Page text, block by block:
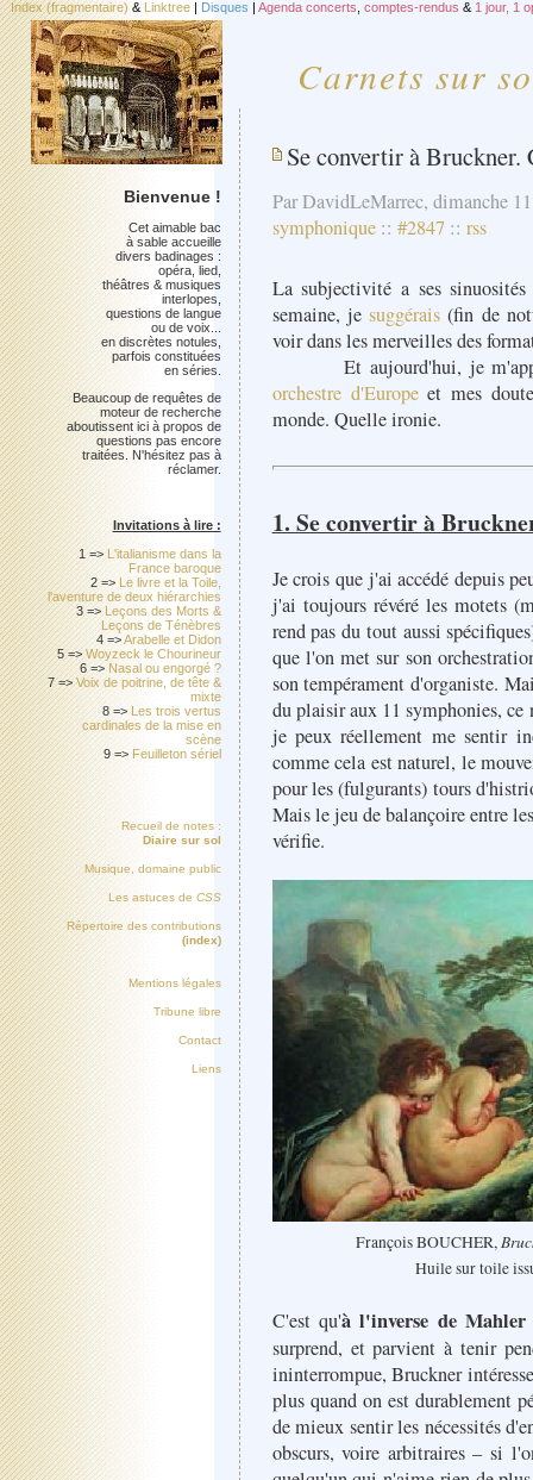
Carnets sur
Index (fragmentaire) & Linktree | Disques | Agenda concerts comptes-rendus & 1 jour, 1
Se convertir à
Par DavidLeMarrec, dimanche
symphonique :: #2847 :: rss
La subjectivité a ses
semaine, jesuggérais (fin de
voir dans les merveilles des
Et aujourd'hui, je
orchestre d'Europeet mes
monde. Quelle ironie.
1. Se convertir à
Je crois que j'ai accédé depuis
j'ai toujours révéré les motets
rend pas du tout aussi
que l'on met sur son
son tempérament d'organiste.
du plaisir aux 11 symphonies, ce
je peux réellement me sentir
comme cela est naturel, le
pour les (fulgurants) tours
Mais le jeu de balançoire entre
vérifie.
François BOUCHER,
Huile sur toile
C'est qu'à l'inverse de Mahler
surprend, et parvient à tenir
ininterrompue, Bruckner
plus quand on est durablement
de mieux sentir les nécessités
obscurs, voire arbitraires – si
Bienvenue !
Cet aimable bac
à sable accueille
divers badinages :
opéra, lied,
théâtres & musiques
interlopes,
questions de langue
ou de voix...
en discrètes notules,
parfois constituées
en séries.
Beaucoup de requêtes de
moteur de recherche
aboutissent ici à propos de
questions pas encore
traitées. N'hésitez pas à
réclamer.
Invitations à lire :
1 => L'italianisme dans la
France baroque
2 => Le livre et la Toile,
l'aventure de deux hiérarchies
3 => Leçons des Morts &
Leçons de Ténèbres
4 =>Arabelle et Didon
5 =>Woyzeck le Chourineur
6 => Nasal ou engorgé ?
7 =>Voix de poitrine, de tête &
mixte
8 => Les trois vertus
cardinales de la mise en
scène
9 => Feuilleton sériel
Recueil de notes :
Diaire sur sol
Musique, domaine public
Les astuces de CSS
Répertoire des contributions
(index)
Mentions légales
Tribune libre
Contact
Liens